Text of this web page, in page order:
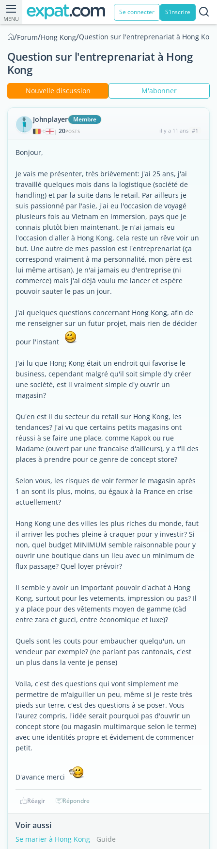
MENU
Se connecter S'inscrire
/Forum/Hong Kong/Question sur l'entreprenariat à Hong Kong
Question sur l'entreprenariat à Hong
Kong
Nouvelle discussion M'abonner
Johnplayer Membre
| 20POSTS il y a 11 ans #1
Bonjour,
Je vais me présenter, très brièvement: J'ai 25 ans, j'ai
travaillé quelques mois dans la logistique (société de
handling) et par la suite dans le retail. Par ailleurs je
suis passionné par l'asie, j'ai eu l'occasion de voyagé
plusieurs fois au Vietnam en immersion, pays que je
connais plutôt bien maintenant. Je n'ai jamais eu
l'occasion d'aller à Hong Kong, cela reste un rêve voir un
but. Une autre de mes passion est l'entreprenariat (ça
correspond vraiment à ma personnalité, mon père est
lui même artisan). Je n'ai jamais eu d'entreprise (ni
commerce) mais j'ai déjà voulu me lancer et espère
pouvoir sauter le pas un jour.
J'ai quelques questions concernant Hong Kong, afin de
me renseigner sur un futur projet, mais rien de décider
pour l'instant
J'ai lu que Hong Kong était un endroit qui favorise le
business, cependant malgré qu'il soit simple d'y créer
une société, est il vraiment simple d'y ouvrir un
magasin?
Qu'en est il du secteur du retail sur Hong Kong, les
tendances? J'ai vu que certains petits magasins ont
réussi à se faire une place, comme Kapok ou rue
Madame (ouvert par une francaise d'ailleurs), y a t'il des
places à prendre pour ce genre de concept store?
Selon vous, les risques de voir fermer le magasin après
1 an sont ils plus, moins, ou égaux à la France en crise
actuellement?
Hong Kong une des villes les plus riches du monde, faut
il arriver les poches pleine à craquer pour y investir? Si
non, quel budget MINIMUM semble raisonnable pour y
ouvrir une boutique dans un lieu avec un minimum de
flux passage? Quel loyer prévoir?
Il semble y avoir un important pouvoir d'achat à Hong
Kong, surtout pour les vetements, impression ou pas? Il
y a place pour des vêtements moyen de gamme (càd
entre zara et gucci, entre économique et luxe)?
Quels sont les couts pour embaucher quelqu'un, un
vendeur par exemple? (ne parlant pas cantonais, c'est
un plus dans la vente je pense)
Voila, c'est des questions qui vont simplement me
permettre de m'aiguiller un peu, même si je reste très
pieds sur terre, c'est des questions à se poser. Vous
l'aurez compris, l'idée serait pourquoi pas d'ouvrir un
concept store (ou magasin multimarque selon le terme)
avec une identités propre et évidement de commencer
petit.
D'avance merci
Réagir Répondre
Voir aussi
Se marier à Hong Kong - Guide